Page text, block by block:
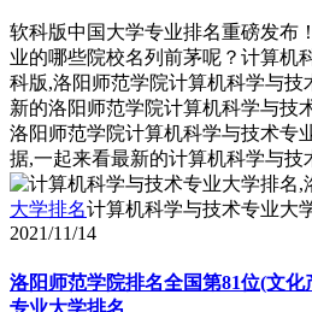
软科版中国大学专业排名重磅发布
业的哪些院校名列前茅呢？计算机
科版,洛阳师范学院计算机科学与技
新的洛阳师范学院计算机科学与技
洛阳师范学院计算机科学与技术专
据,一起来看最新的计算机科学与技
大学排名计算机科学与技术专业大
2021/11/14
洛阳师范学院排名全国第81位(文
专业大学排名